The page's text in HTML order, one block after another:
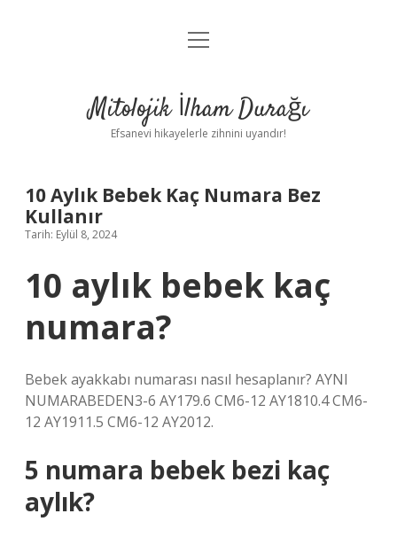
Anasayfa
Yasal Uyarı
menüyü
Mitolojik İlham Durağı
Efsanevi hikayelerle zihnini uyandır!
10 Aylık Bebek Kaç Numara Bez
Kullanır
Tarih: Eylül 8, 2024
10 aylık bebek kaç
numara?
Bebek ayakkabı numarası nasıl hesaplanır? AYNI
NUMARABEDEN3-6 AY179.6 CM6-12 AY1810.4 CM6-
12 AY1911.5 CM6-12 AY2012.
5 numara bebek bezi kaç
aylık?